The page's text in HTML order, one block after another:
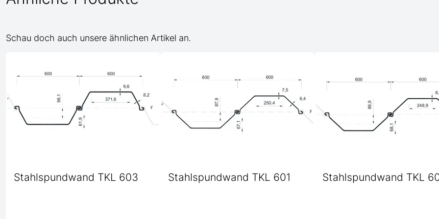
Schau doch auch unsere ähnlichen Artikel an.
Stahlspundwand TKL 603 Stahlspundwand TKL 601 Stahlspundwand TKL